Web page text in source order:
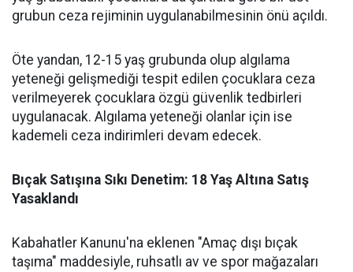
grubun ceza rejiminin uygulanabilmesinin önü açıldı.
Öte yandan, 12-15 yaş grubunda olup algılama
yeteneği gelişmediği tespit edilen çocuklara ceza
verilmeyerek çocuklara özgü güvenlik tedbirleri
uygulanacak. Algılama yeteneği olanlar için ise
kademeli ceza indirimleri devam edecek.
Bıçak Satışına Sıkı Denetim: 18 Yaş Altına Satış
Yasaklandı
Kabahatler Kanunu'na eklenen "Amaç dışı bıçak
taşıma" maddesiyle, ruhsatlı av ve spor mağazaları